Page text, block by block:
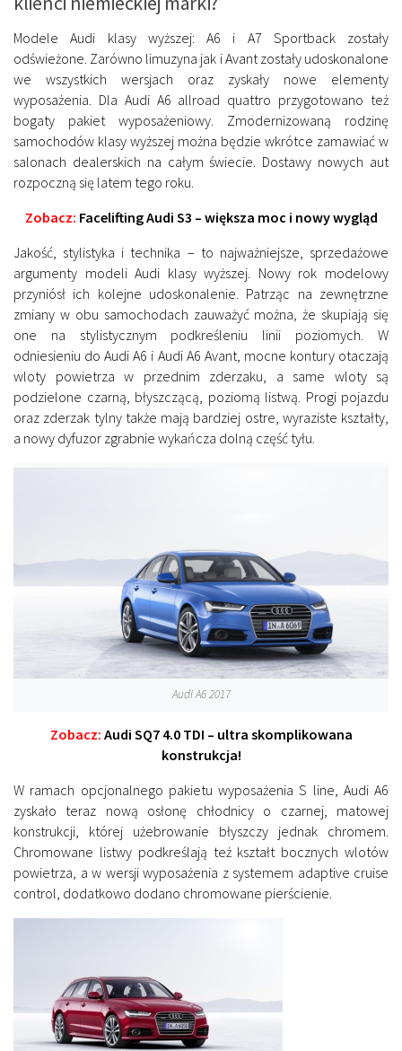
Modele Audi klasy wyższej: A6 i A7 Sportback zostały
odświeżone. Zarówno limuzyna jak i Avant zostały udoskonalone
we wszystkich wersjach oraz zyskały nowe elementy
wyposażenia. Dla Audi A6 allroad quattro przygotowano też
bogaty pakiet wyposażeniowy. Zmodernizowaną rodzinę
samochodów klasy wyższej można będzie wkrótce zamawiać w
salonach dealerskich na całym świecie. Dostawy nowych aut
rozpoczną się latem tego roku.
Zobacz: Facelifting Audi S3 – większa moc i nowy wygląd
Jakość, stylistyka i technika – to najważniejsze, sprzedażowe
argumenty modeli Audi klasy wyższej. Nowy rok modelowy
przyniósł ich kolejne udoskonalenie. Patrząc na zewnętrzne
zmiany w obu samochodach zauważyć można, że skupiają się
one na stylistycznym podkreśleniu linii poziomych. W
odniesieniu do Audi A6 i Audi A6 Avant, mocne kontury otaczają
wloty powietrza w przednim zderzaku, a same wloty są
podzielone czarną, błyszczącą, poziomą listwą. Progi pojazdu
oraz zderzak tylny także mają bardziej ostre, wyraziste kształty,
a nowy dyfuzor zgrabnie wykańcza dolną część tyłu.
Audi A6 2017
Zobacz: Audi SQ7 4.0 TDI – ultra skomplikowana
konstrukcja!
W ramach opcjonalnego pakietu wyposażenia S line, Audi A6
zyskało teraz nową osłonę chłodnicy o czarnej, matowej
konstrukcji, której użebrowanie błyszczy jednak chromem.
Chromowane listwy podkreślają też kształt bocznych wlotów
powietrza, a w wersji wyposażenia z systemem adaptive cruise
control, dodatkowo dodano chromowane pierścienie.